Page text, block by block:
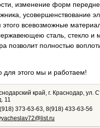
изменение форм
усовершенствование
этого всевозможные
сталь, стекло и
позволит полностью
для этого мы и работаем!
край, г. Краснодар, ул.
11
373-63-63, 8(918) 433-63-56